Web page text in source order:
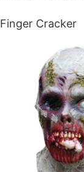
Finger Cracker